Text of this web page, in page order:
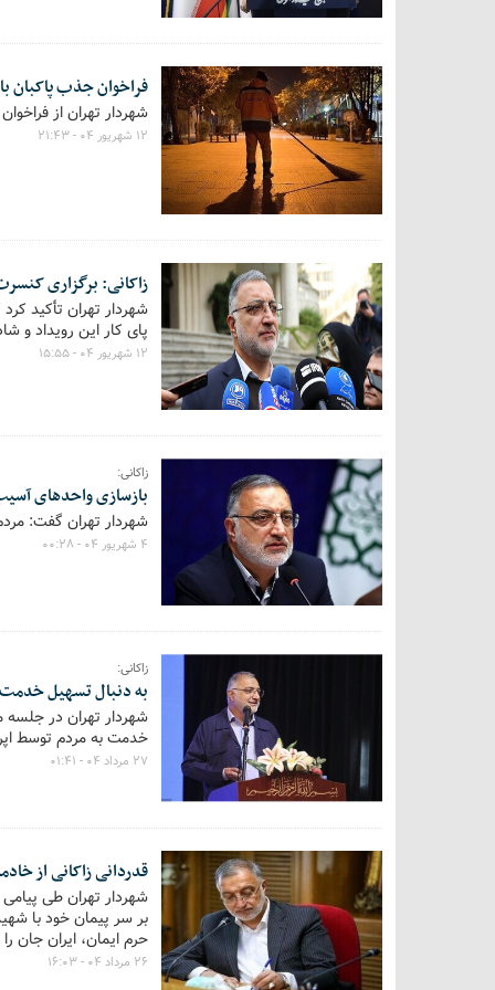
فراخوان جذب پاکبان با حقوق
شهردار تهران از فراخوان
۱۲ شهریور ۰۴ - ۲۱:۴۳
زاکانی: برگزاری
شهردار تهران تأکید
پای کار این رویداد و
۱۲ شهریور ۰۴ - ۱۵:۵۵
زاکانی:
بازسازی واحدهای آسیب‌دیده از
شهردار تهران گفت: مردم در
۴ شهریور ۰۴ - ۰۰:۲۸
زاکانی:
به دنبال تسهیل خدمت
شهردار تهران در جلسه
خدمت به مردم توسط
۲۷ مرداد ۰۴ - ۰۱:۴۱
قدردانی زاکانی از
شهردار تهران طی
بر سر پیمان خود با
حرم ایمان، ایران جان
۲۶ مرداد ۰۴ - ۱۶:۰۳